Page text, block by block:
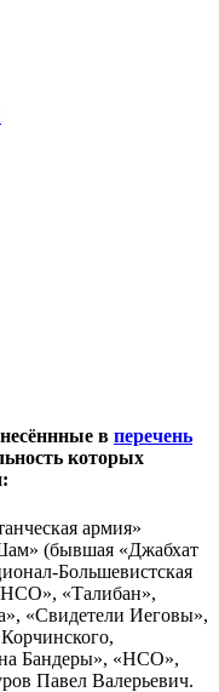
в перечень
которых
армия»
(бывшая «Джабхат
Большевистская
«Талибан»,
«Свидетели Иеговы»,
Бандеры», «НСО»,
Павел Валерьевич.